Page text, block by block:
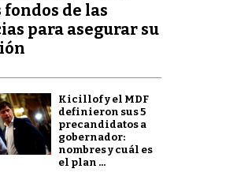
fondos de las
para asegurar su
Kicillof y el MDF
definieron sus 5
precandidatos a
gobernador:
nombres y cuál es
el plan ...